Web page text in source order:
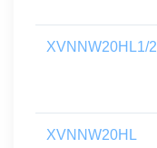
XVNNW20HL1/2
XVNNW20HL